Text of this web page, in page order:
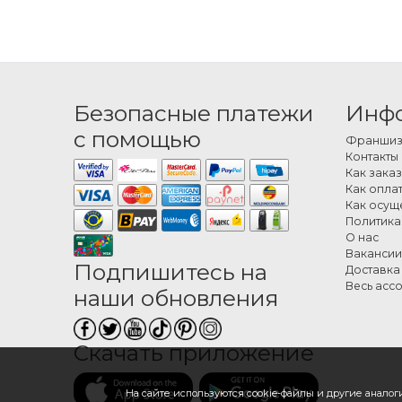
На сайте используются cookie-файлы и другие
День
и коробки
Как
На сайте
адрес и
Безопасные платежи
с помощью
Подпишитесь на
наши обновления
Скачать приложение
Контакты
Как
Как
Как
О нас
Вакансии
Весь